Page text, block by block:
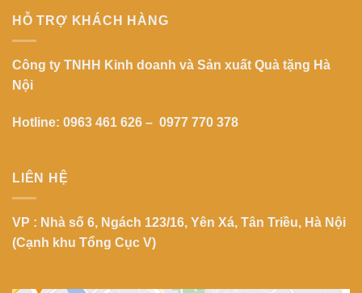
HỖ TRỢ KHÁCH HÀNG
Công ty TNHH Kinh doanh và Sản xuất Quà tặng Hà
Nội
Hotline: 0963 461 626 – 0977 770 378
LIÊN HỆ
VP : Nhà số 6, Ngách 123/16, Yên Xá, Tân Triều, Hà Nội
(Cạnh khu Tổng Cục V)